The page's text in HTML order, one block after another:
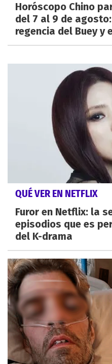
Horóscopo Chino
del 7 al 9 de
regencia del Buey y
QUÉ VER EN NETFLIX
Furor en Netflix: la
episodios que es
del K-drama